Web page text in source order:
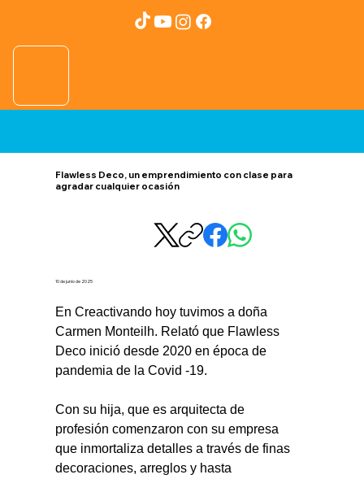
Flawless Deco, un emprendimiento con clase para
agradar cualquier ocasión
10 de junio de 2025
En Creactivando hoy tuvimos a doña
Carmen Monteilh. Relató que Flawless
Deco inició desde 2020 en época de
pandemia de la Covid -19.
Con su hija, que es arquitecta de
profesión comenzaron con su empresa
que inmortaliza detalles a través de finas
decoraciones, arreglos y hasta